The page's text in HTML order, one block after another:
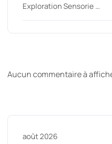
Exploration Sensorie …
Aucun commentaire à
août 2026